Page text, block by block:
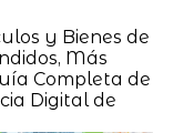
y Bienes de
Más
Completa de
Digital de